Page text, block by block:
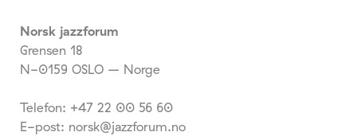
Norsk jazzforum
Grensen 18
N-0159 OSLO – Norge
Telefon: +47 22 00 56 60
E-post: norsk@jazzforum.no